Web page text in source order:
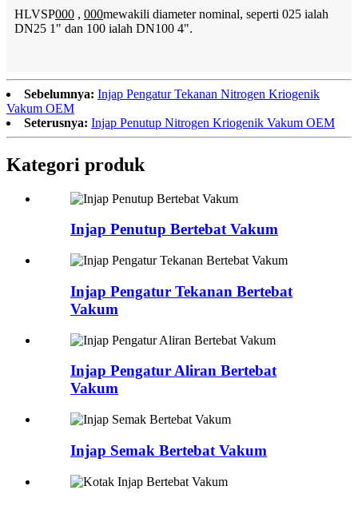
HLVSP000 , 000mewakili diameter nominal, seperti 025 ialah
DN25 1" dan 100 ialah DN100 4".
Sebelumnya: Injap Pengatur Tekanan Nitrogen Kriogenik
Vakum OEM
Seterusnya: Injap Penutup Nitrogen Kriogenik Vakum OEM
Kategori produk
Injap Penutup Bertebat Vakum
Injap Pengatur Tekanan Bertebat
Vakum
Injap Pengatur Aliran Bertebat
Vakum
Injap Semak Bertebat Vakum